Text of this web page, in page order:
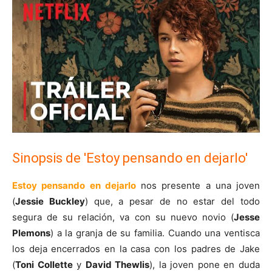
Sinopsis de 'Estoy pensando en dejarlo'
Estoy pensando en dejarlonos presente a una joven
(Jessie Buckley) que, a pesar de no estar del todo
segura de su relación, va con su nuevo novio (Jesse
Plemons) a la granja de su familia. Cuando una ventisca
los deja encerrados en la casa con los padres de Jake
(Toni Collettey David Thewlis), la joven pone en duda